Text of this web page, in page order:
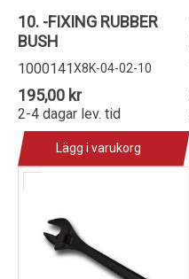
10. -FIXING RUBBER
BUSH
1000141X8K-04-02-10
195,00 kr
2-4 dagar lev. tid
Lägg i varukorg